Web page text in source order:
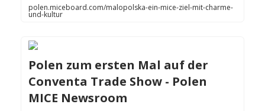
polen.miceboard.com/malopolska-ein-mice-ziel-mit-charme-
und-kultur
Polen zum ersten Mal auf der
Conventa Trade Show - Polen
MICE Newsroom